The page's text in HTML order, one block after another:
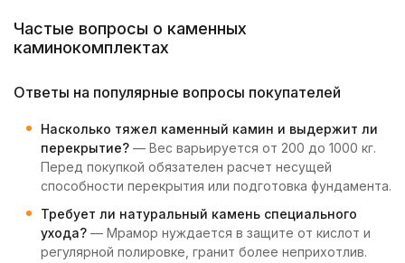
Частые вопросы о каменных
каминокомплектах
Ответы на популярные вопросы покупателей
Насколько тяжел каменный камин и выдержит ли
перекрытие? — Вес варьируется от 200 до 1000 кг.
Перед покупкой обязателен расчет несущей
способности перекрытия или подготовка фундамента.
Требует ли натуральный камень специального
ухода? — Мрамор нуждается в защите от кислот и
регулярной полировке, гранит более неприхотлив.